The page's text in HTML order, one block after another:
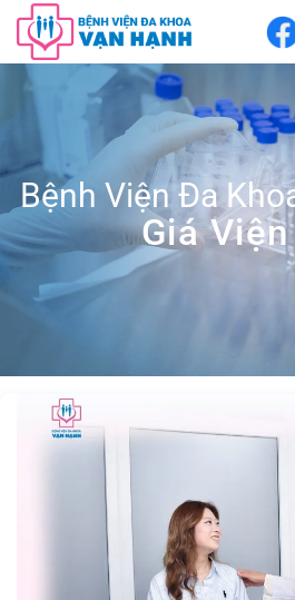
Bệnh Viện Đa
Giá